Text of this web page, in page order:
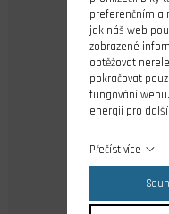
preferenčním a
jak náš web
zobrazené
obtěžovat
pokračovat
fungování
energii pro
Přečíst více